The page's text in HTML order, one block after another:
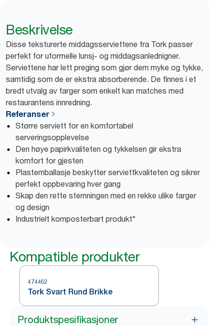
Beskrivelse
Disse teksturerte middagsserviettene fra Tork passer
perfekt for uformelle lunsj- og middagsanlednigner.
Serviettene har lett preging som gjør dem myke og tykke,
samtidig som de er ekstra absorberende. De finnes i et
bredt utvalg av farger som enkelt kan matches med
restaurantens innredning.
Referanser
Større serviett for en komfortabel
serveringsopplevelse
Den høye papirkvaliteten og tykkelsen gir ekstra
komfort for gjesten
Plastemballasje beskytter serviettkvaliteten og sikrer
perfekt oppbevaring hver gang
Skap den rette stemningen med en rekke ulike farger
og design
Industrielt komposterbart produkt*
Kompatible produkter
474462
Tork Svart Rund Brikke
Produktspesifikasjoner